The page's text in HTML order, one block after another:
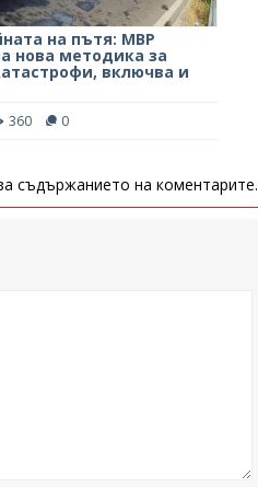
на пътя: МВР
нова методика за
включва и
360 0
съдържанието на коментарите.